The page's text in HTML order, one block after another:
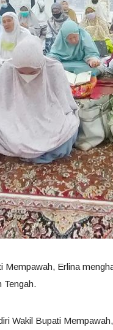
Mempawah, Erlina
Tengah.
Wakil Bupati